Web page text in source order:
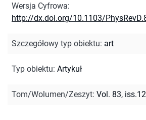
Wersja Cyfrowa:
http://dx.doi.org/10.1103/
Szczegółowy typ obiektu: art
Typ obiektu: Artykuł
Tom/Wolumen/Zeszyt: Vol. 83,